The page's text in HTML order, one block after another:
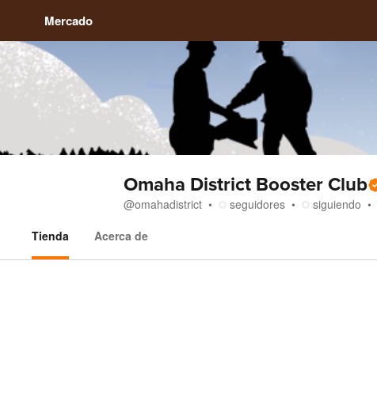
Mercado
Omaha District Booster Club
@omahadistrict seguidores siguiendo
Tienda
Acerca de